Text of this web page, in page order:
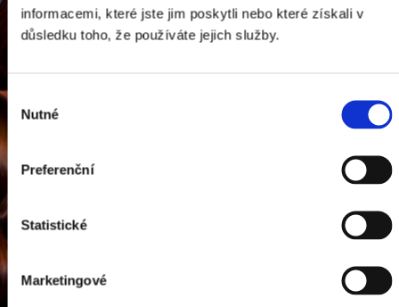
informacemi, které jste jim poskytli nebo které získali v
důsledku toho, že používáte jejich služby.
Výběr
souhlasu
Nutné
Preferenční
Statistické
Marketingové